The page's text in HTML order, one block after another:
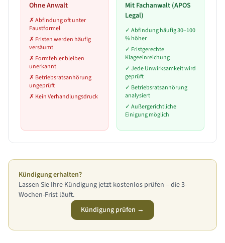
Ohne Anwalt
✗Abfindung oft unter
Faustformel
✗ Fristen werden häufig
versäumt
✗ Formfehler bleiben
unerkannt
✗ Betriebsratsanhörung
ungeprüft
✗ Kein Verhandlungsdruck
Mit Fachanwalt (APOS
Legal)
✓ Abfindung häufig 30–100
% höher
✓ Fristgerechte
Klageeinreichung
✓ Jede Unwirksamkeit wird
geprüft
✓ Betriebsratsanhörung
analysiert
✓ Außergerichtliche
Einigung möglich
Kündigung erhalten?
Lassen Sie Ihre Kündigung jetzt kostenlos prüfen – die 3-
Wochen-Frist läuft.
Kündigung prüfen →